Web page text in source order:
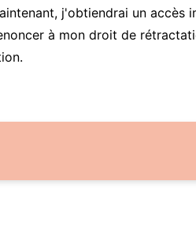
j'obtiendrai un accès
à mon droit de